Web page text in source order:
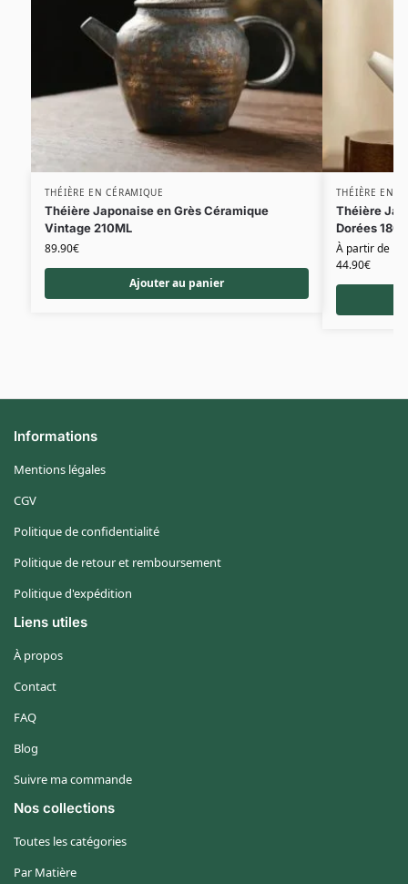
THÉIÈRE EN CÉRAMIQUE
Théière Japonaise en Grès Céramique
Vintage 210ML
89.90€
Ajouter au panier
THÉIÈRE EN
Théière
Dorées
À partir de
44.90€
Informations
Mentions légales
CGV
Politique de confidentialité
Politique de retour et remboursement
Politique d'expédition
Liens utiles
À propos
Contact
FAQ
Blog
Suivre ma commande
Nos collections
Toutes les catégories
Par Matière